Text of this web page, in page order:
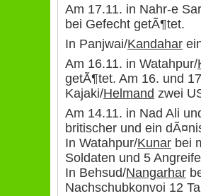
Am 17.11. in Nahr-e
bei Gefecht getÃ¶tet.
In Panjwai/Kandahar
Am 16.11. in Watahpur/
getÃ¶tet. Am 16. und
Kajaki/Helmand zwei
Am 14.11. in Nad Ali
britischer und ein
In Watahpur/Kunar bei
Soldaten und 5
In Behsud/Nangarhar
Nachschubkonvoi 12